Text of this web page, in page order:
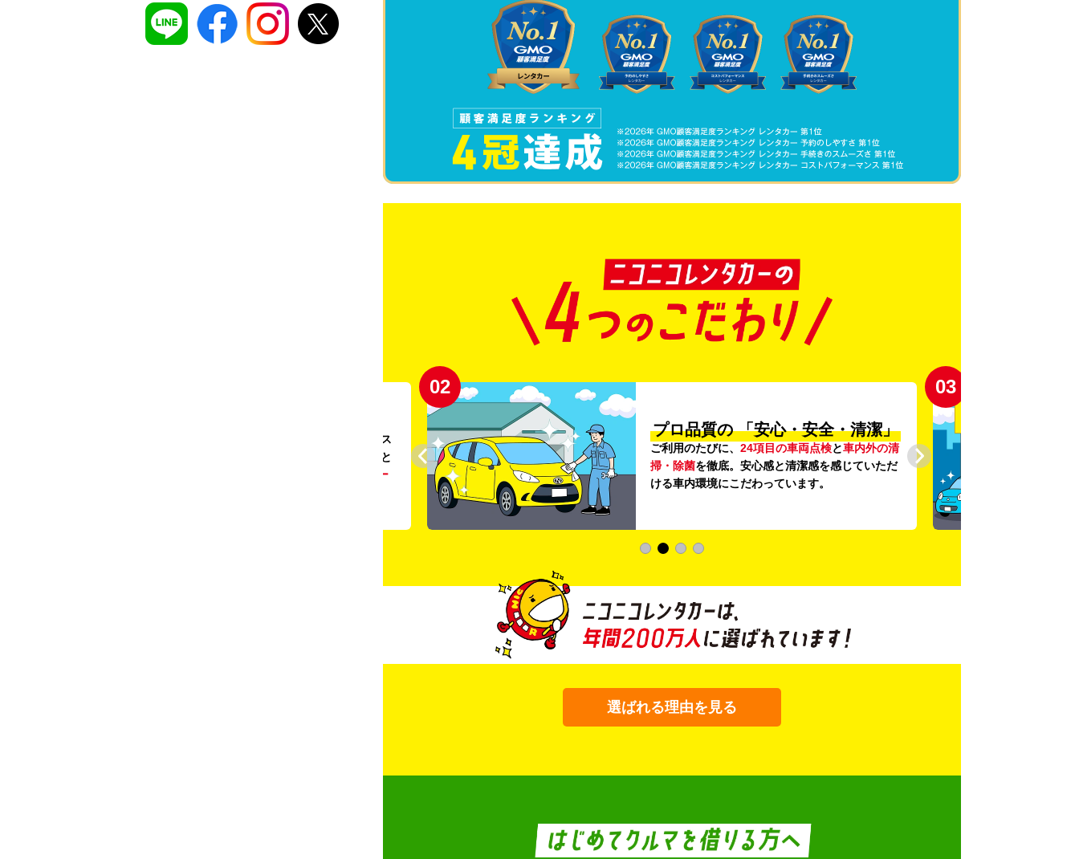
。ガソリンス
タンドや整備工場の既存インフラを活用すること
リー
02
プロ品質の 「安心・安全・清潔」
ご利用のたびに、 24項目の車両点検と車内外の清
掃・除菌を徹底。安心感と清潔感を感じていただ
ける車内環境にこだわっています。
03
選ばれる理由を見る